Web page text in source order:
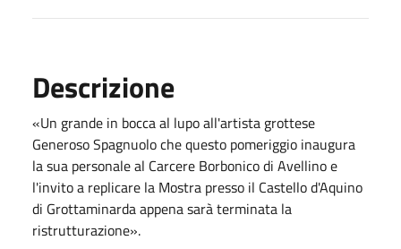
Descrizione
«Un grande in bocca al lupo all'artista grottese
Generoso Spagnuolo che questo pomeriggio inaugura
la sua personale al Carcere Borbonico di Avellino e
l'invito a replicare la Mostra presso il Castello d'Aquino
di Grottaminarda appena sarà terminata la
ristrutturazione».